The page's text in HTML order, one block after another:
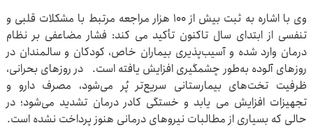
وی با اشاره به ثبت بیش از ۱۰۰ هزار مراجعه مرتبط با مشکلات قلبی و
تنفسی از ابتدای سال تاکنون تأکید می کند: فشار مضاعفی بر نظام
درمان وارد شده و آسیب‌پذیری بیماران خاص، کودکان و سالمندان در
روزهای آلوده به‌طور چشمگیری افزایش یافته است. در روزهای بحرانی،
ظرفیت تخت‌های بیمارستانی سریع‌تر پُر می‌شود، مصرف دارو و
تجهیزات افزایش می یابد و خستگی کادر درمان تشدید می‌شود؛ در
حالی که بسیاری از مطالبات نیروهای درمانی هنوز پرداخت نشده است.